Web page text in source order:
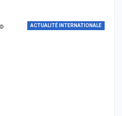
ACTUALITÉ INTERNATIONALE